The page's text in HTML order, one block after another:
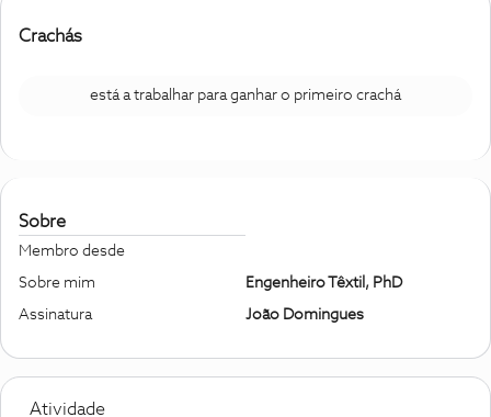
Crachás
está a trabalhar para ganhar o primeiro crachá
Sobre
Membro desde
Sobre mim Engenheiro Têxtil, PhD
Assinatura João Domingues
Atividade